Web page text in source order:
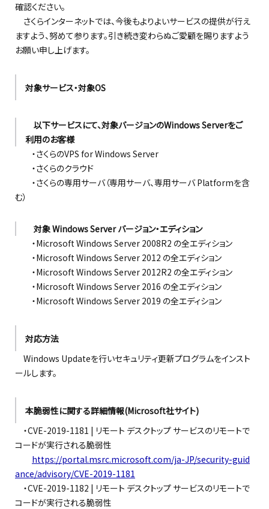
確認ください。
さくらインターネットでは、今後もよりよいサービスの提供が行え
ますよう、努めて参ります。引き続き変わらぬご愛顧を賜りますよう
お願い申し上げます。
対象サービス・対象OS
以下サービスにて、対象バージョンのWindows Serverをご
利用のお客様
・さくらのVPS for Windows Server
・さくらのクラウド
・さくらの専用サーバ（専用サーバ、専用サーバ Platformを含
む）
対象 Windows Server バージョン・エディション
・Microsoft Windows Server 2008R2 の全エディション
・Microsoft Windows Server 2012 の全エディション
・Microsoft Windows Server 2012R2 の全エディション
・Microsoft Windows Server 2016 の全エディション
・Microsoft Windows Server 2019 の全エディション
対応方法
Windows Updateを行いセキュリティ更新プログラムをインスト
ールします。
本脆弱性に関する詳細情報(Microsoft社サイト)
・CVE-2019-1181 | リモート デスクトップ サービスのリモートで
コードが実行される脆弱性
https://portal.msrc.microsoft.com/ja-JP/security-guid
ance/advisory/CVE-2019-1181
・CVE-2019-1182 | リモート デスクトップ サービスのリモートで
コードが実行される脆弱性